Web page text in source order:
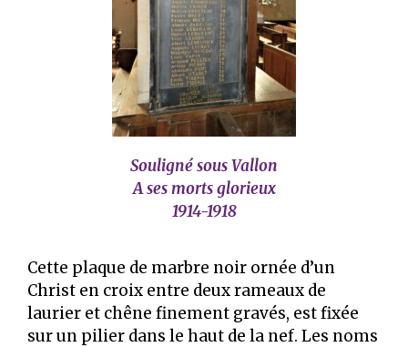
Souligné sous Vallon
A ses morts glorieux
1914-1918
Cette plaque de marbre noir ornée d’un
Christ en croix entre deux rameaux de
laurier et chêne finement gravés, est fixée
sur un pilier dans le haut de la nef. Les noms